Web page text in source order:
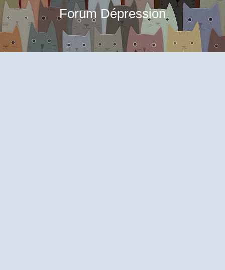
Forum Dépression